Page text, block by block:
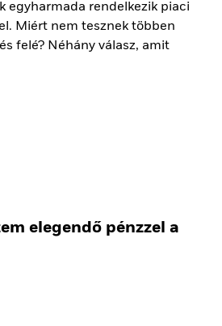
egyharmada rendelkezik piaci
Miért nem tesznek többen
felé? Néhány válasz, amit
elegendő pénzzel a